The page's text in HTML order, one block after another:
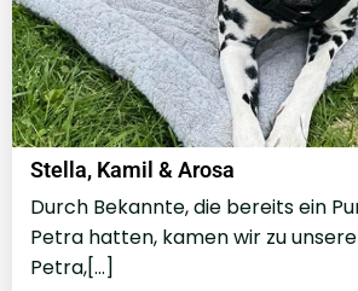
Stella, Kamil & Arosa
Durch Bekannte, die bereits ein
Petra hatten, kamen wir zu
Petra,[…]